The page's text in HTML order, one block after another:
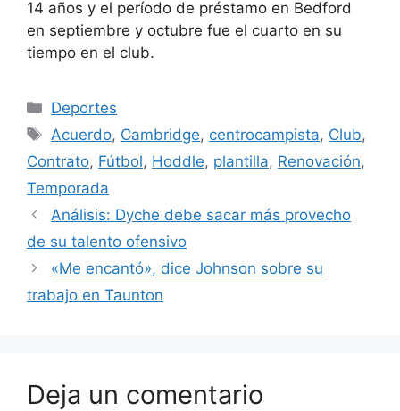
14 años y el período de préstamo en Bedford
en septiembre y octubre fue el cuarto en su
tiempo en el club.
Categorías
Deportes
Etiquetas
Acuerdo, Cambridge, centrocampista, Club,
Contrato, Fútbol, Hoddle, plantilla, Renovación,
Temporada
Análisis: Dyche debe sacar más provecho
de su talento ofensivo
«Me encantó», dice Johnson sobre su
trabajo en Taunton
Deja un comentario